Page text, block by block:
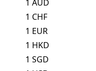
1 AUD
1 CHF
1 EUR
1 HKD
1 SGD